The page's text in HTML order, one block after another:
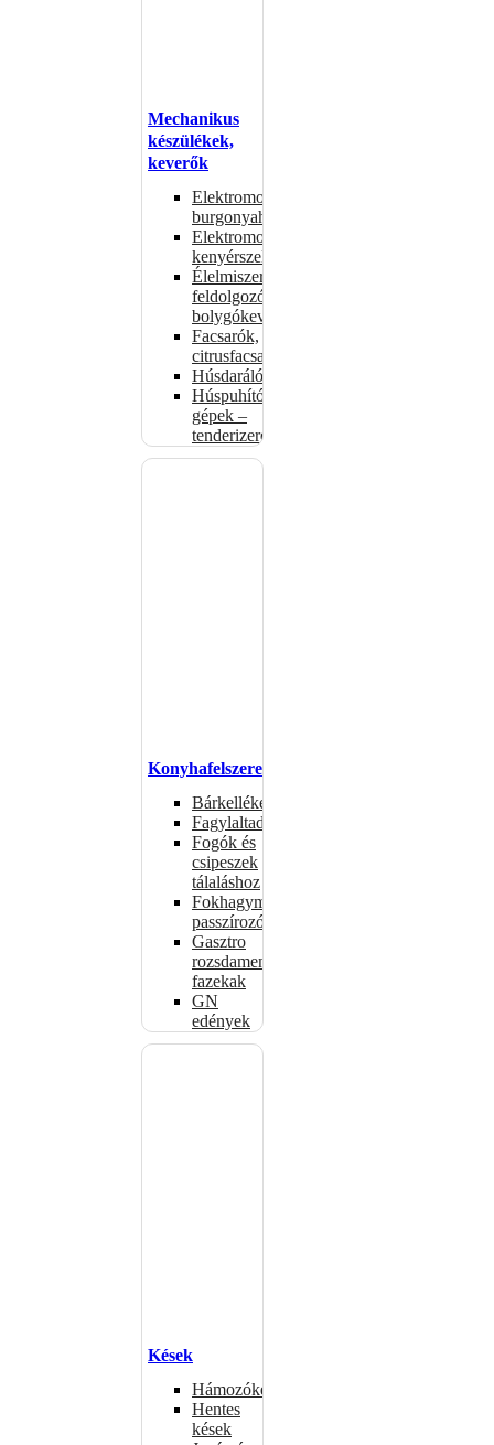
Mechanikus
készülékek,
keverők
Elektromos
burgonyahámozók
Elektromos
kenyérszeletelők
Élelmiszer-
feldolgozók –
bolygókeverők
Facsarók,
citrusfacsarók
Húsdarálók
Húspuhító
gépek –
tenderizerek
Konyhafelszerelés
Bárkellékek
Fagylaltadagolók
Fogók és
csipeszek
tálaláshoz
Fokhagymaprések,
passzírozók
Gasztro
rozsdamentes
fazekak
GN
edények
Kések
Hámozókések
Hentes
kések